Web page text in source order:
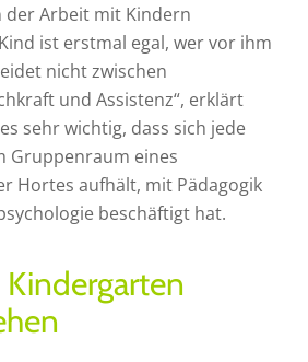
der Arbeit mit Kindern
ist erstmal egal, wer vor ihm
nicht zwischen
und Assistenz“, erklärt
sehr wichtig, dass sich jede
Gruppenraum eines
Hortes aufhält, mit Pädagogik
beschäftigt hat.